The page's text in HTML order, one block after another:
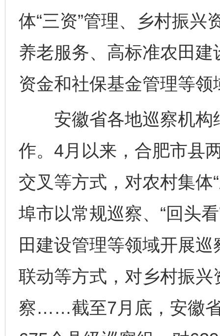
体“三资”管理、乡村振兴
养老服务、高标准农田
资金和社保基金管理等
安徽省各地巡察机构
作。4月以来，合肥市县
交叉等方式，对农村集体
埠市以常规巡察、“回头
田建设管理等领域开展
联动等方式，对乡村振
察……截至7月底，安徽